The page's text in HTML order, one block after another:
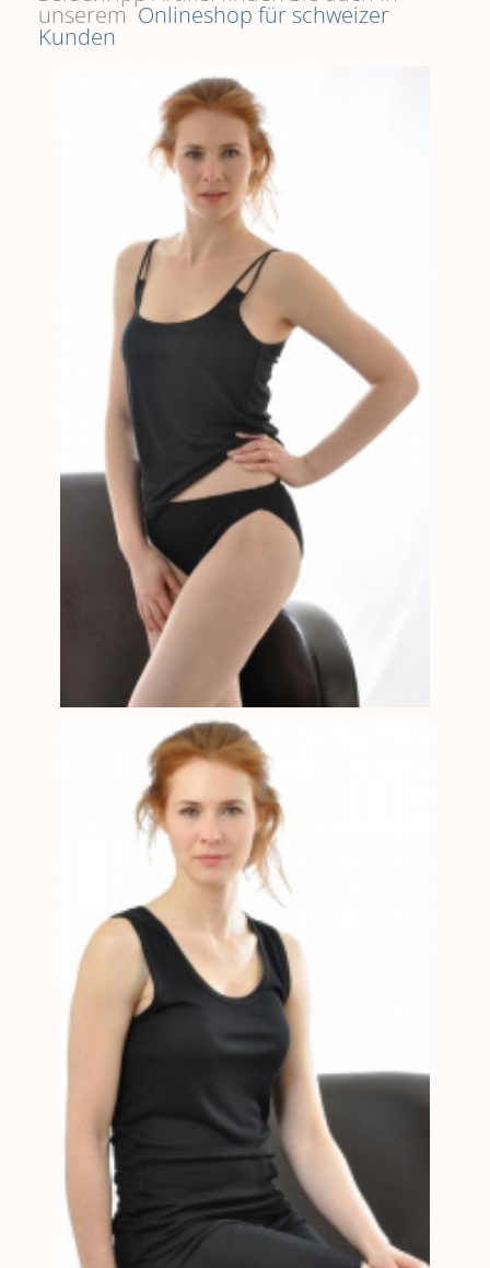
unserem Onlineshop für schweizer
Kunden